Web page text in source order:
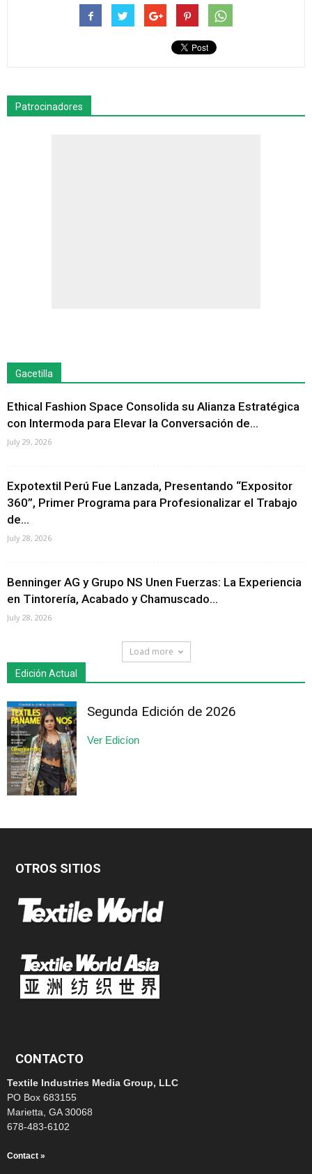
Patrocinadores
Gacetilla
Ethical Fashion Space Consolida su Alianza Estratégica
con Intermoda para Elevar la Conversación de...
July 29, 2026
Expotextil Perú Fue Lanzada, Presentando “Expositor
360”, Primer Programa para Profesionalizar el Trabajo
de...
July 28, 2026
Benninger AG y Grupo NS Unen Fuerzas: La Experiencia
en Tintorería, Acabado y Chamuscado...
July 28, 2026
Load more
Edición Actual
Segunda Edición de 2026
Ver Edicíon
OTROS SITIOS
CONTACTO
Textile Industries Media Group, LLC
PO Box 683155
Marietta, GA 30068
678-483-6102
Contact »